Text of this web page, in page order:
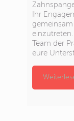
Ihr
Team der
eure